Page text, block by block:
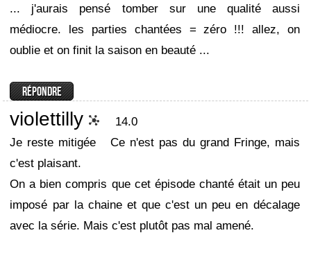
... j'aurais pensé tomber sur une qualité aussi
médiocre. les parties chantées = zéro !!! allez, on
oublie et on finit la saison en beauté ...
violettilly
14.0
Je reste mitigéeCe n'est pas du grand Fringe, mais
c'est plaisant.
On a bien compris que cet épisode chanté était un peu
imposé par la chaine et que c'est un peu en décalage
avec la série. Mais c'est plutôt pas mal amené.